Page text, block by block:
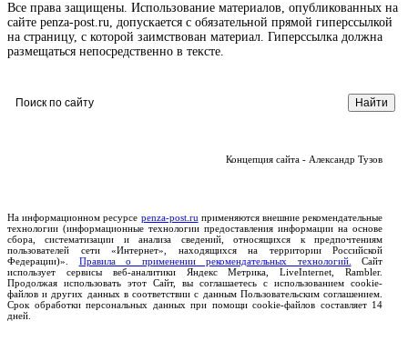
Все права защищены. Использование материалов, опубликованных на
сайте penza-post.ru, допускается с обязательной прямой гиперссылкой
на страницу, с которой заимствован материал. Гиперссылка должна
размещаться непосредственно в тексте.
Концепция сайта - Александр Тузов
На информационном ресурсе penza-post.ru применяются внешние рекомендательные
технологии (информационные технологии предоставления информации на основе
сбора, систематизации и анализа сведений, относящихся к предпочтениям
пользователей сети «Интернет», находящихся на территории Российской
Федерации)». Правила о применении рекомендательных технологий.
Сайт
использует сервисы веб-аналитики Яндекс Метрика, LiveInternet, Rambler.
Продолжая использовать этот Сайт, вы соглашаетесь с использованием cookie-
файлов и других данных в соответствии с данным Пользовательским соглашением.
Срок обработки персональных данных при помощи cookie-файлов составляет 14
дней.